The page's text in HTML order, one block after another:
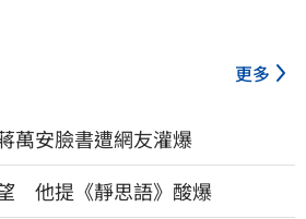
更多
安臉書遭網友灌爆
他提《靜思語》酸爆